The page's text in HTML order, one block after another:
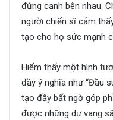
đứng cạnh bên nhau.
người chiến sĩ cảm
tạo cho họ sức mạnh
Hiếm thấy một hình
đầy ý nghĩa như “Đầu
tạo đầy bất ngờ góp
được những dư vang